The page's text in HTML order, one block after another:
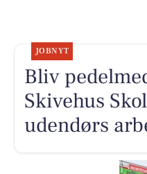
JOBNYT
Bliv
Skivehus
udendørs